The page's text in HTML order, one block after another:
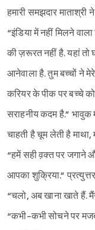
हमारी समझदार माताश्री
“इंडिया में नहीं मिलने
की ज़रूरत नहीं है. यहां तो
आनेवाला है. तुम बच्चों ने
करियर के पीक पर बच्चे
सराहनीय कदम है.”
चाहती है चूम लेती है माथा,
“हमें सही व़क्त पर जगाने
आपका शुक्रिया.”
“चलो, अब खाना खाते हैं.
“कभी-कभी सोचने पर